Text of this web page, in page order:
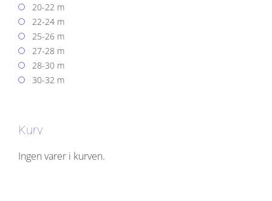
20-22 m
22-24 m
25-26 m
27-28 m
28-30 m
30-32 m
Kurv
Ingen varer i kurven.